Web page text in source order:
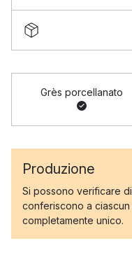
Grès porcellanato
Produzione
Si possono verificare
conferiscono a
completamente unico.